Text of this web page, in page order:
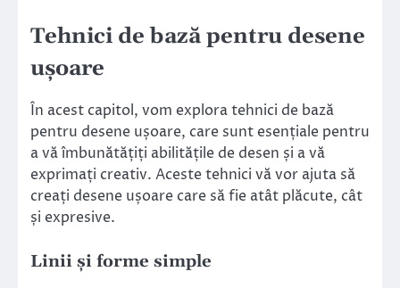
Tehnici de bază pentru desene
ușoare
În acest capitol, vom explora tehnici de bază
pentru desene ușoare, care sunt esențiale pentru
a vă îmbunătățiți abilitățile de desen și a vă
exprimați creativ. Aceste tehnici vă vor ajuta să
creați desene ușoare care să fie atât plăcute, cât
și expresive.
Linii și forme simple